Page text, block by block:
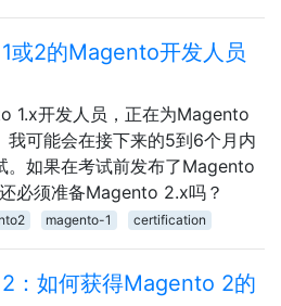
或2的Magento开发人员
1.x开发人员，正在为Magento
我可能会在接下来的5到6个月内
。如果在考试前发布了Magento
必须准备Magento 2.x吗？
magento-1 certification
：如何获得Magento 2的